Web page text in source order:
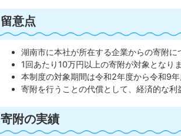
留意点
湖南市に本社が所在する企業からの寄附に
1回あたり10万円以上の寄附が対象となりま
本制度の対象期間は令和2年度から令和9年
寄附を行うことの代償として、経済的な利
寄附の実績